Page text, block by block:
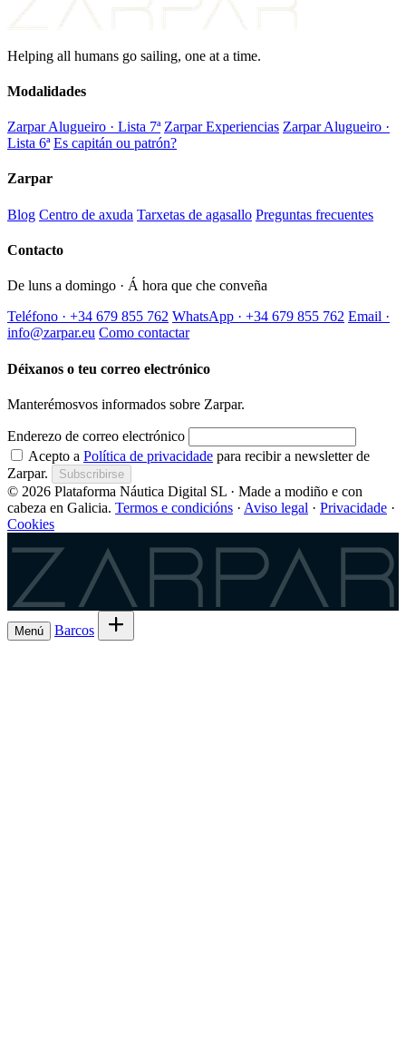
Helping all humans go sailing, one at a time.
Modalidades
Zarpar Alugueiro · Lista 7ª Zarpar Experiencias Zarpar Alugueiro ·
Lista 6ª Es capitán ou patrón?
Zarpar
Blog Centro de axuda Tarxetas de agasallo Preguntas frecuentes
Contacto
De luns a domingo · Á hora que che conveña
Teléfono · +34 679 855 762 WhatsApp · +34 679 855 762 Email ·
info@zarpar.eu Como contactar
Déixanos o teu correo electrónico
Manterémosvos informados sobre Zarpar.
Enderezo de correo electrónico
Acepto a Política de privacidade para recibir a newsletter de
Zarpar.
Subscribirse
© 2026 Plataforma Náutica Digital SL · Made a modiño e con
cabeza en Galicia. Termos e condicións · Aviso legal · Privacidade ·
Cookies
Zarpar
Menú Barcos